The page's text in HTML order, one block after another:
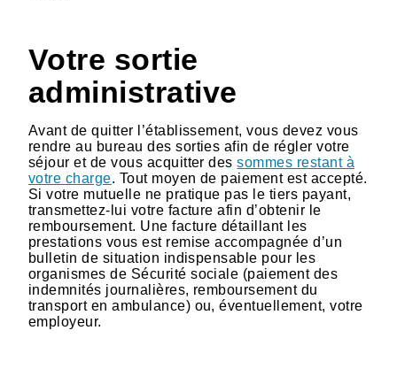
Votre sortie
administrative
Avant de quitter l’établissement, vous devez vous
rendre au bureau des sorties afin de régler votre
séjour et de vous acquitter dessommes restant à
votre charge. Tout moyen de paiement est accepté.
Si votre mutuelle ne pratique pas le tiers payant,
transmettez-lui votre facture afin d’obtenir le
remboursement. Une facture détaillant les
prestations vous est remise accompagnée d’un
bulletin de situation indispensable pour les
organismes de Sécurité sociale (paiement des
indemnités journalières, remboursement du
transport en ambulance) ou, éventuellement, votre
employeur.